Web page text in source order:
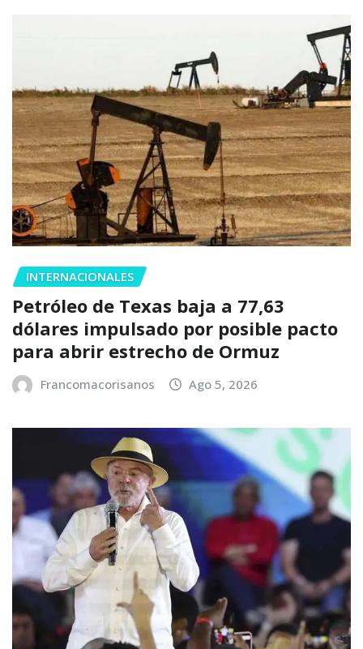
INTERNACIONALES
Petróleo de Texas baja a 77,63
dólares impulsado por posible pacto
para abrir estrecho de Ormuz
Francomacorisanos Ago 5, 2026